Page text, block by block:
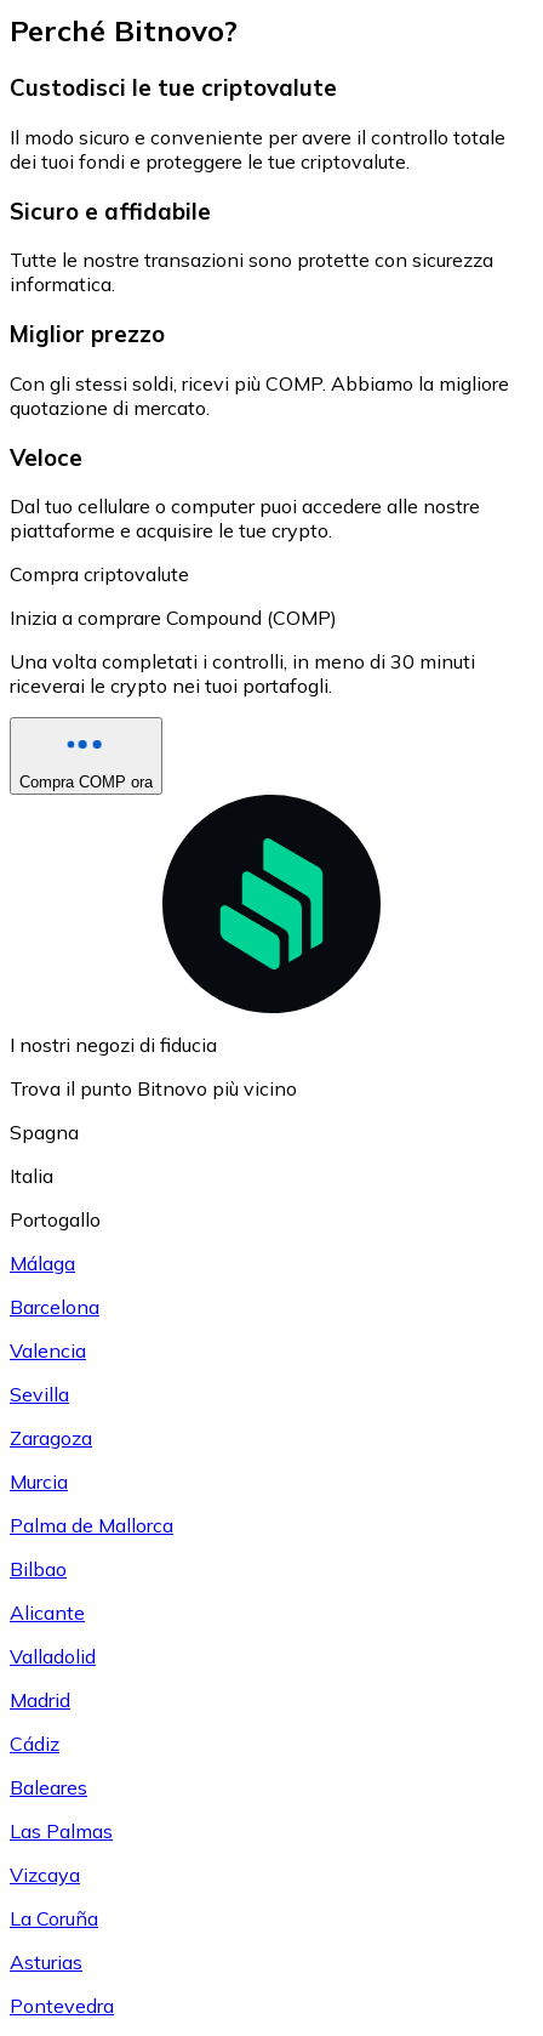
Perché Bitnovo?
Custodisci le tue criptovalute
Il modo sicuro e conveniente per avere il controllo totale
dei tuoi fondi e proteggere le tue criptovalute.
Sicuro e affidabile
Tutte le nostre transazioni sono protette con sicurezza
informatica.
Miglior prezzo
Con gli stessi soldi, ricevi più COMP. Abbiamo la migliore
quotazione di mercato.
Veloce
Dal tuo cellulare o computer puoi accedere alle nostre
piattaforme e acquisire le tue crypto.
Compra criptovalute
Inizia a comprare Compound (COMP)
Una volta completati i controlli, in meno di 30 minuti
riceverai le crypto nei tuoi portafogli.
Compra COMP ora
I nostri negozi di fiducia
Trova il punto Bitnovo più vicino
Spagna
Italia
Portogallo
Málaga
Barcelona
Valencia
Sevilla
Zaragoza
Murcia
Palma de Mallorca
Bilbao
Alicante
Valladolid
Madrid
Cádiz
Baleares
Las Palmas
Vizcaya
La Coruña
Asturias
Pontevedra